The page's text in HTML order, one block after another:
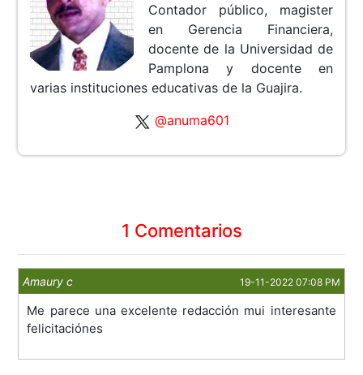
Contador público, magister
en Gerencia Financiera,
docente de la Universidad de
Pamplona y docente en
varias instituciones educativas de la Guajira.
@anuma601
1 Comentarios
Amaury c 19-11-2022 07:08 PM
Me parece una excelente redacción mui interesante
felicitaciónes